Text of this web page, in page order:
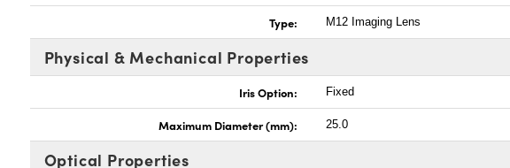
Type: M12 Imaging Lens
Physical & Mechanical Properties
Iris Option: Fixed
Maximum Diameter (mm): 25.0
Optical Properties